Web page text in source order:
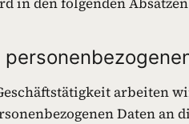
arbeiten
Daten an